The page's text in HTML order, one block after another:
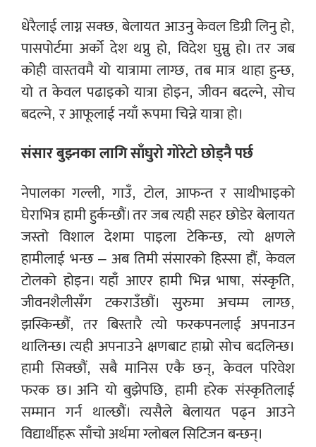
धेरैलाई लाग्न सक्छ, बेलायत आउनु केवल डिग्री लिनु हो,
पासपोर्टमा अर्को देश थप्नु हो, विदेश घुम्नु हो। तर जब
कोही वास्तवमै यो यात्रामा लाग्छ, तब मात्र थाहा हुन्छ,
यो त केवल पढाइको यात्रा होइन, जीवन बदल्ने, सोच
बदल्ने, र आफूलाई नयाँ रूपमा चिन्ने यात्रा हो।
संसार बुझ्नका लागि साँघुरो गोरेटो छोड्नै पर्छ
नेपालका गल्ली, गाउँ, टोल, आफन्त र साथीभाइको
घेराभित्र हामी हुर्कन्छौं। तर जब त्यही सहर छोडेर बेलायत
जस्तो विशाल देशमा पाइला टेकिन्छ, त्यो क्षणले
हामीलाई भन्छ – अब तिमी संसारको हिस्सा हौं, केवल
टोलको होइन। यहाँ आएर हामी भिन्न भाषा, संस्कृति,
जीवनशैलीसँग टकराउँछौं। सुरुमा अचम्म लाग्छ,
झस्किन्छौं, तर बिस्तारै त्यो फरकपनलाई अपनाउन
थालिन्छ। त्यही अपनाउने क्षणबाट हाम्रो सोच बदलिन्छ।
हामी सिक्छौं, सबै मानिस एकै छन्, केवल परिवेश
फरक छ। अनि यो बुझेपछि, हामी हरेक संस्कृतिलाई
सम्मान गर्न थाल्छौं। त्यसैले बेलायत पढ्न आउने
विद्यार्थीहरू साँचो अर्थमा ग्लोबल सिटिजन बन्छन्।